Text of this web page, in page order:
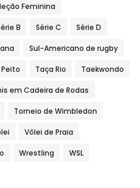
Feminina
B Série C Série D
Sul-Americano de rugby
Taça Rio Taekwondo
em Cadeira de Rodas
Torneio de Wimbledon
Vôlei de Praia
Wrestling WSL